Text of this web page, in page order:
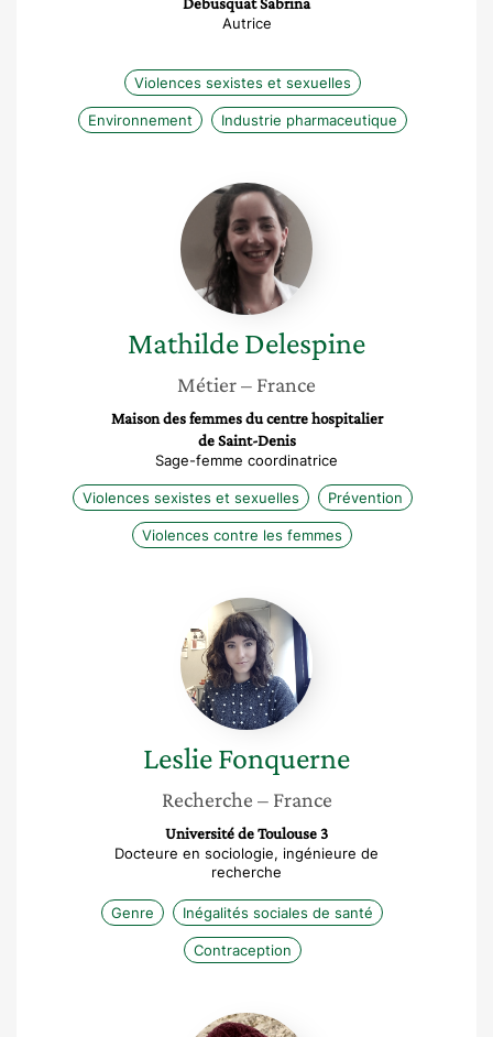
Autrice
Violences sexistes et sexuelles
Environnement Industrie pharmaceutique
Mathilde
Delespine
MathildeDelespine
Métier– France
Maison des femmes du centre hospitalier
de Saint-Denis
Sage-femme coordinatrice
Violences sexistes et sexuelles Prévention
Violences contre les femmes
Leslie
Fonquerne
LeslieFonquerne
Recherche – France
Université de Toulouse 3
Docteure en sociologie, ingénieure de
recherche
Genre Inégalités sociales de santé
Contraception
Marie